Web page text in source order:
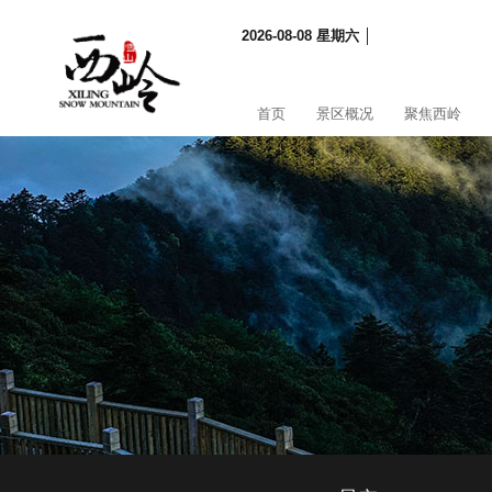
2026-08-08 星期六 │
首页 景区概况 聚焦西岭